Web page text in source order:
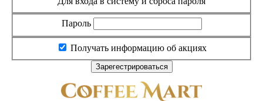
Пароль
Получать информацию об акциях